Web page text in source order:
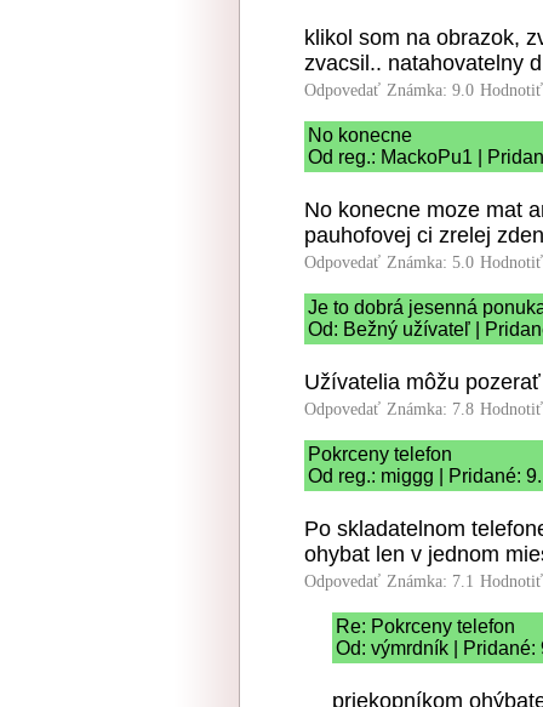
klikol som na obrazok,
zvacsil.. natahovatelny
Odpovedať Známka: 9.0
No konecne
Od reg.: MackoPu1 |
No konecne moze mat
pauhofovej ci zrelej
Odpovedať Známka: 5.0
Je to dobrá jesenná
Od: Bežný užívateľ |
Užívatelia môžu
Odpovedať Známka: 7.8
Pokrceny telefon
Od reg.: miggg | Pridané:
Po skladatelnom
ohybat len v jednom
Odpovedať Známka: 7.1
Re: Pokrceny telefon
Od: výmrdník | Pridané:
priekopníkom